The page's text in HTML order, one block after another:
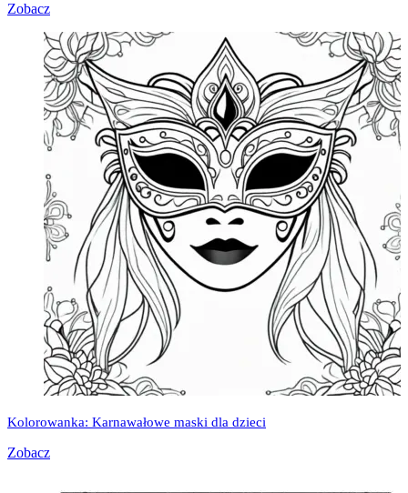
Zobacz
Kolorowanka: Karnawałowe maski dla dzieci
Zobacz